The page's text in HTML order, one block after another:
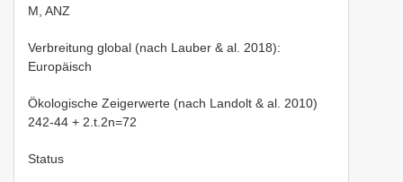
M, ANZ
Verbreitung global (nach Lauber & al. 2018):
Europäisch
Ökologische Zeigerwerte (nach Landolt & al. 2010)
242-44 + 2.t.2n=72
Status